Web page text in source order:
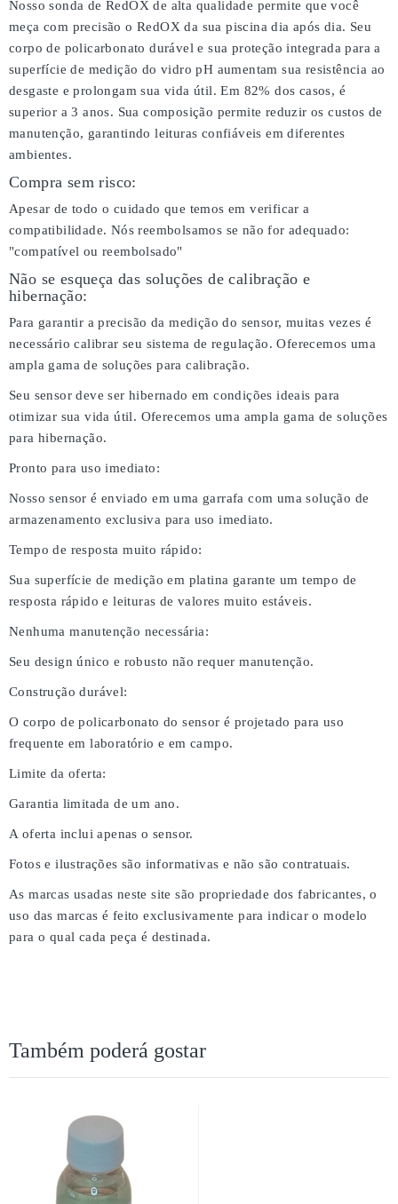
Nosso sonda de RedOX de alta qualidade permite que você
meça com precisão o RedOX da sua piscina dia após dia. Seu
corpo de policarbonato durável e sua proteção integrada para a
superfície de medição do vidro pH aumentam sua resistência ao
desgaste e prolongam sua vida útil. Em 82% dos casos, é
superior a 3 anos. Sua composição permite reduzir os custos de
manutenção, garantindo leituras confiáveis em diferentes
ambientes.
Compra sem risco:
Apesar de todo o cuidado que temos em verificar a
compatibilidade. Nós reembolsamos se não for adequado:
"compatível ou reembolsado"
Não se esqueça das soluções de calibração e
hibernação:
Para garantir a precisão da medição do sensor, muitas vezes é
necessário calibrar seu sistema de regulação. Oferecemos uma
ampla gama de soluções para calibração.
Seu sensor deve ser hibernado em condições ideais para
otimizar sua vida útil. Oferecemos uma ampla gama de soluções
para hibernação.
Pronto para uso imediato:
Nosso sensor é enviado em uma garrafa com uma solução de
armazenamento exclusiva para uso imediato.
Tempo de resposta muito rápido:
Sua superfície de medição em platina garante um tempo de
resposta rápido e leituras de valores muito estáveis.
Nenhuma manutenção necessária:
Seu design único e robusto não requer manutenção.
Construção durável:
O corpo de policarbonato do sensor é projetado para uso
frequente em laboratório e em campo.
Limite da oferta:
Garantia limitada de um ano.
A oferta inclui apenas o sensor.
Fotos e ilustrações são informativas e não são contratuais.
As marcas usadas neste site são propriedade dos fabricantes, o
uso das marcas é feito exclusivamente para indicar o modelo
para o qual cada peça é destinada.
Também poderá gostar